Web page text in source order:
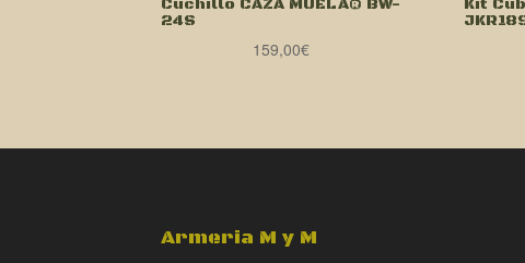
Cuchillo CAZA MUELA® BW-
24S
159,00€
Kit
Armeria M y M